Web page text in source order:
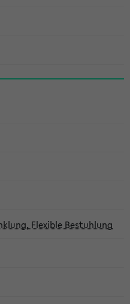
Flexible Bestuhlung